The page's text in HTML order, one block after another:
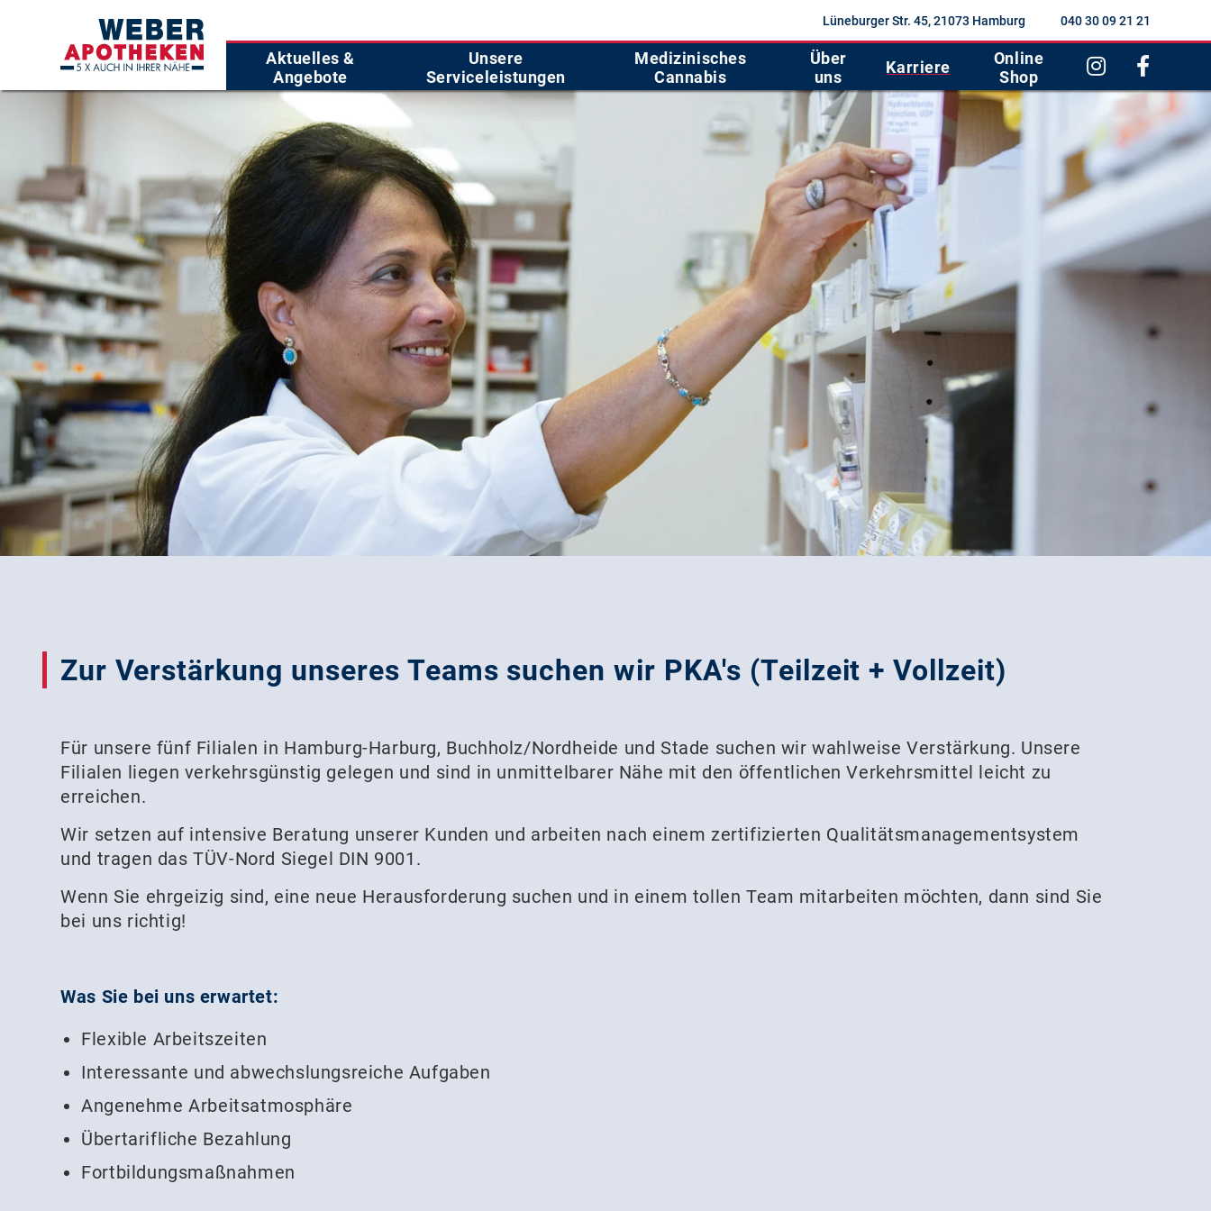
Lüneburger Str. 45, 21073 Hamburg 040 30 09 21 21
Aktuelles &
Angebote
Unsere
Serviceleistungen
Medizinisches
Cannabis
Über
uns
Karriere
Online
Shop
Zur Verstärkung unseres Teams suchen wir PKA's (Teilzeit + Vollzeit)
Für unsere fünf Filialen in Hamburg-Harburg, Buchholz/Nordheide und Stade suchen wir wahlweise Verstärkung. Unsere
Filialen liegen verkehrsgünstig gelegen und sind in unmittelbarer Nähe mit den öffentlichen Verkehrsmittel leicht zu
erreichen.
Wir setzen auf intensive Beratung unserer Kunden und arbeiten nach einem zertifizierten Qualitätsmanagementsystem
und tragen das TÜV-Nord Siegel DIN 9001.
Wenn Sie ehrgeizig sind, eine neue Herausforderung suchen und in einem tollen Team mitarbeiten möchten, dann sind Sie
bei uns richtig!
Was Sie bei uns erwartet:
Flexible Arbeitszeiten
Interessante und abwechslungsreiche Aufgaben
Angenehme Arbeitsatmosphäre
Übertarifliche Bezahlung
Fortbildungsmaßnahmen